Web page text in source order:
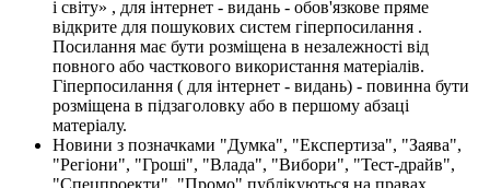
і світу» , для інтернет - видань - обов'язкове пряме
відкрите для пошукових систем гіперпосилання .
Посилання має бути розміщена в незалежності від
повного або часткового використання матеріалів.
Гіперпосилання ( для інтернет - видань) - повинна бути
розміщена в підзаголовку або в першому абзаці
матеріалу.
Новини з позначками "Думка", "Експертиза", "Заява",
"Регіони", "Гроші", "Влада", "Вибори", "Тест-драйв",
"Спецпроекти", "Промо" публікуються на правах